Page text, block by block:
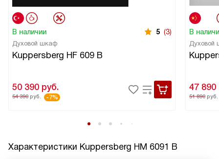
В наличии 5 (3)
Духовой шкаф
Kuppersberg HF 609 B
50 390 руб.
54 390 руб. -7%
В
Духовой
47 890
51 890руб.
Характеристики Kuppersberg HM 6091 B